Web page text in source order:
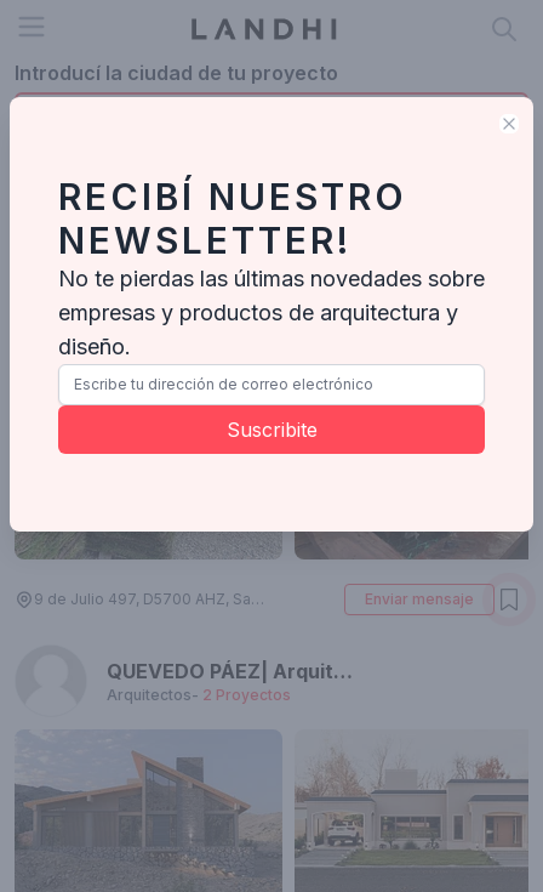
Open menu
Introducí la ciudad de tu proyecto
Profesionales en San Luis
San Luis
Mariela Di Gennaro
Paisajistas
9 de Julio 497, D5700 AHZ, San Luis, Argentina Enviar mensaje
QUEVEDO PÁEZ| Arquitectura & Diseño
Arquitectos- 2 Proyectos
RECIBÍ NUESTRO
NEWSLETTER!
No te pierdas las últimas novedades sobre
empresas y productos de arquitectura y
diseño.
Suscribite